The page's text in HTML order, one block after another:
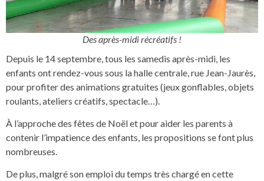
Des après-midi récréatifs !
Depuis le 14 septembre, tous les samedis après-midi, les
enfants ont rendez-vous sous la halle centrale, rue Jean-Jaurès,
pour profiter des animations gratuites (jeux gonflables, objets
roulants, ateliers créatifs, spectacle…).
À l’approche des fêtes de Noël et pour aider les parents à
contenir l’impatience des enfants, les propositions se font plus
nombreuses.
De plus, malgré son emploi du temps très chargé en cette